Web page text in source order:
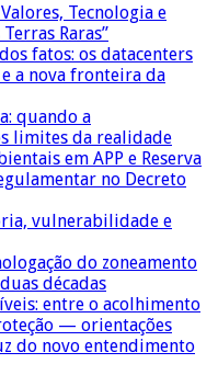
Tecnologia e
Raras”
fatos: os datacenters
a nova fronteira da
quando a
limites da realidade
em APP e Reserva
no Decreto
vulnerabilidade e
do zoneamento
décadas
entre o acolhimento
— orientações
do novo entendimento